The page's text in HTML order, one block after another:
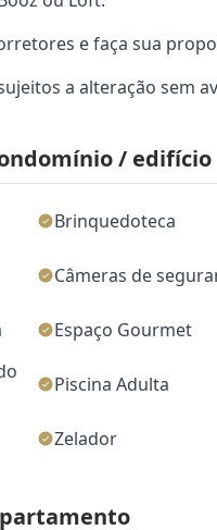
/ edifício
Brinquedoteca
Câmeras de
Espaço Gourmet
Piscina Adulta
Zelador
e faça sua
a alteração sem